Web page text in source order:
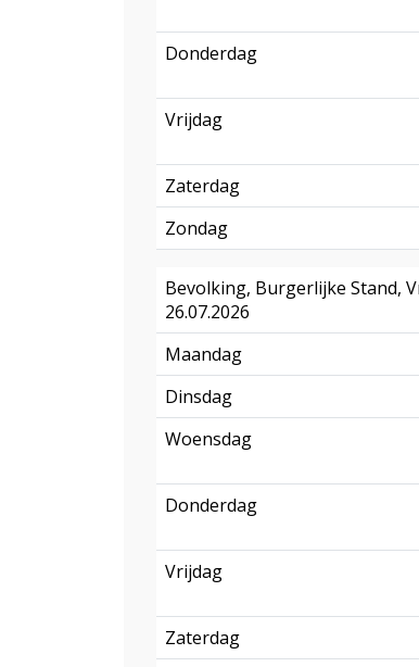
Donderdag
Vrijdag
Zaterdag
Zondag
Bevolking, Burgerlijke Stand,
26.07.2026
Maandag
Dinsdag
Woensdag
Donderdag
Vrijdag
Zaterdag